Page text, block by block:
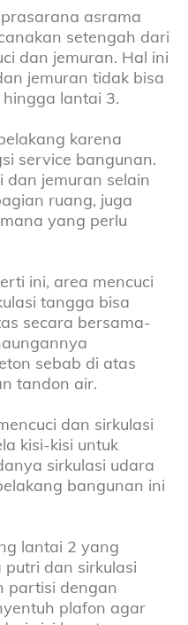
asrama
setengah dari
dan jemuran. Hal ini
jemuran tidak bisa
lantai 3.
karena
service bangunan.
dan jemuran selain
ruang, juga
yang perlu
ini, area mencuci
tangga bisa
secara bersama-
sebab di atas
tandon air.
dan sirkulasi
kisi-kisi untuk
sirkulasi udara
bangunan ini
lantai 2 yang
dan sirkulasi
partisi dengan
plafon agar